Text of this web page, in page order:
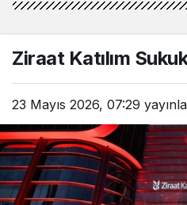
Ziraat Katılım
23 Mayıs 2026, 07:29